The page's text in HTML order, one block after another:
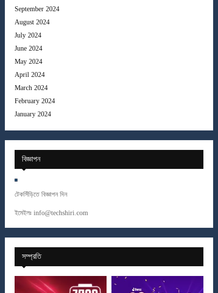
September 2024
August 2024
July 2024
June 2024
May 2024
April 2024
March 2024
February 2024
January 2024
বিজ্ঞাপন
টেকসিঁড়িতে বিজ্ঞাপন দিন
ইমেইলঃ info@techshiri.com
সম্প্রতি